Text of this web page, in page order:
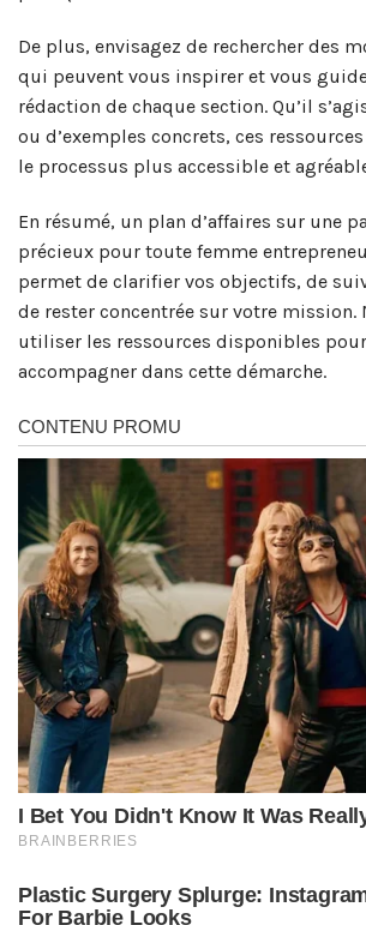
De plus, envisagez de rechercher des
qui peuvent vous inspirer et vous
rédaction de chaque section. Qu’il
ou d’exemples concrets, ces
le processus plus accessible et
En résumé, un plan d’affaires sur une
précieux pour toute femme
permet de clarifier vos objectifs, de
de rester concentrée sur votre mission.
utiliser les ressources disponibles
accompagner dans cette démarche.